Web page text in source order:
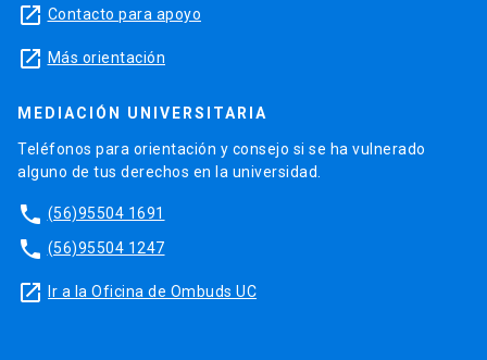
launch Contacto para apoyo
launch Más orientación
MEDIACIÓN UNIVERSITARIA
Teléfonos para orientación y consejo si se ha vulnerado
alguno de tus derechos en la universidad.
phone (56)95504 1691
phone (56)95504 1247
launch Ir a la Oficina de Ombuds UC